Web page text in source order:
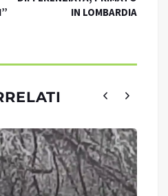
IN LOMBARDIA